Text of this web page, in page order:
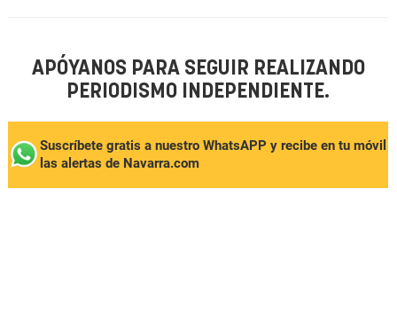
APÓYANOS PARA SEGUIR REALIZANDO
PERIODISMO INDEPENDIENTE.
Suscríbete gratis a nuestro WhatsAPP y recibe en tu móvil
las alertas de Navarra.com